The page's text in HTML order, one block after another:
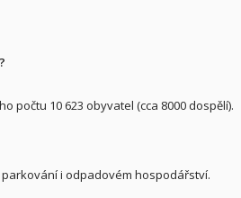
počtu 10 623 obyvatel (cca 8000 dospělí).
i odpadovém hospodářství.